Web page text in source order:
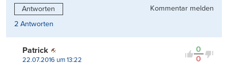
Antworten
Kommentar melden
2 Antworten
0
0
Patrick
22.07.2016 um 13:22